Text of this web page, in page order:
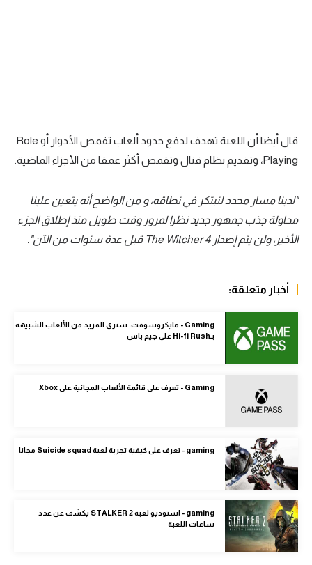
كرة سلة
كرة طائرة
الوطن العربي
آسيا
أمريكا
ركن الألعاب
أقسام خاصة
ميركاتو
تحقيق في الجول
تقرير في الجول
تحليل في الجول
قال أيضا أن اللعبة تهدف لدفع حدود ألعاب تقمص الأدوار أو Role
Playing، وتقديم نظام قتال وتقمص أكثر عمقا من الأجزاء الماضية.
"لدينا مسار محدد لنبتكر في نطاقه، و من الواضح أنه يتعين علينا
محاولة جذب جمهور جديد نظرا لمرور وقت طويل منذ إطلاق الجزء
الأخير، ولن يتم إصدار The Witcher 4 قبل عدة سنوات من الآن".
أخبار متعلقة:
Gaming - مايكروسوفت: سنرى المزيد من الألعاب الشبيهة
بـHi-fi Rush على جيم باس
Gaming - تعرف على قائمة الألعاب المجانية على Xbox
gaming - تعرف على كيفية تجربة لعبة Suicide squad مجانا
gaming - استوديو لعبة STALKER 2 يكشف عن عدد
ساعات اللعبة